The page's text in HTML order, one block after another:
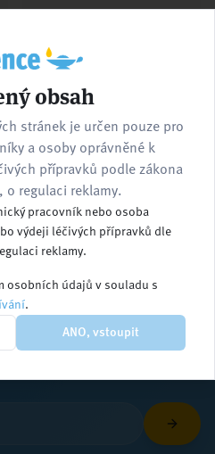
v obraze
newsletteru a dostávejte
obsah
stránek je určen pouze pro
a osoby oprávněné k
přípravků podle zákona
o regulaci reklamy.
pracovník nebo osoba
výdeji léčivých přípravků dle
reklamy.
osobních údajů v souladu s
.
ANO, vstoupit